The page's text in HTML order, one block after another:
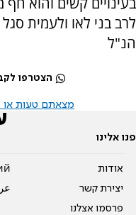
לרב בני לאו ולעמית
הנ"ל
הצטרפו
מצאתם טעות או
פנו אלינו
אודות
יצירת קשר
פרסמו אצלנו